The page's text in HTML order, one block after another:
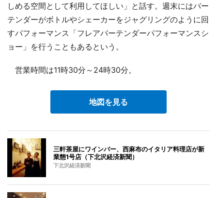
しめる空間として利用してほしい」と話す。週末にはバー
テンダーがボトルやシェーカーをジャグリングのように回
すパフォーマンス「フレアバーテンダーパフォーマンスシ
ョー」を行うこともあるという。
営業時間は11時30分～24時30分。
地図を見る
三軒茶屋にワインバー、西麻布のイタリア料理店が新
業態1号店（下北沢経済新聞）
下北沢経済新聞